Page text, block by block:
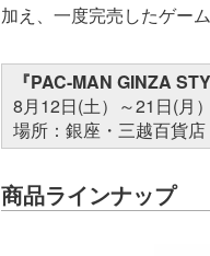
加え、一度完売したゲー
『PAC-MAN GINZA
8月12日(土）～21日(月）
場所：銀座・三越百貨店
商品ラインナップ